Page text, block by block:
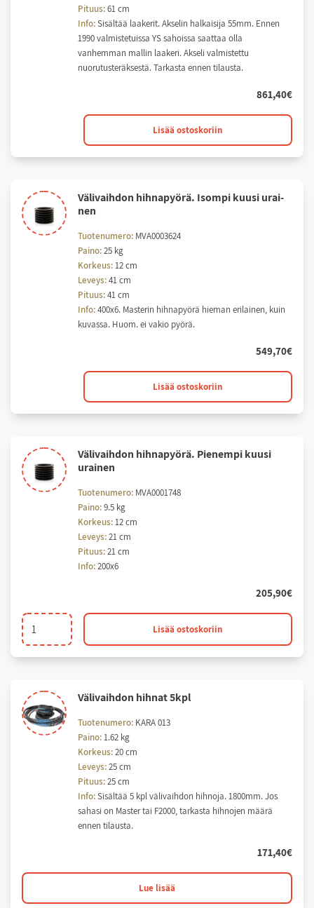
Pituus:61 cm
Info:Sisältää laakerit. Akselin halkaisija 55mm. Ennen
1990 valmistetuissa YS sahoissa saattaa olla
vanhemman mallin laakeri. Akseli valmistettu
nuorutusteräksestä. Tarkasta ennen tilausta.
861,40€
täydellisenä
Lisää ostoskoriin
Vä­li­vaih­don hih­na­pyö­rä. Isom­pi kuu­si urai­
nen
Tuotenumero: MVA0003624
Paino:25 kg
Korkeus:12 cm
Leveys:41 cm
Pituus:41 cm
Info:400x6. Masterin hihnapyörä hieman erilainen, kuin
kuvassa. Huom. ei vakio pyörä.
549,70€
Isompi
urainen
määrä
Lisää ostoskoriin
Vä­li­vaih­don hih­na­pyö­rä. Pie­nem­pi kuu­si
urai­nen
Tuotenumero: MVA0001748
Paino:9.5 kg
Korkeus:12 cm
Leveys:21 cm
Pituus:21 cm
Info:200x6
205,90€
Välivaihdon
hihnapyörä.
määrä
Lisää ostoskoriin
Vä­li­vaih­don hih­nat 5kpl
Tuotenumero: KARA 013
Paino:1.62 kg
Korkeus:20 cm
Leveys:25 cm
Pituus:25 cm
Info:Sisältää 5 kpl välivaihdon hihnoja. 1800mm. Jos
sahasi on Master tai F2000, tarkasta hihnojen määrä
ennen tilausta.
171,40€
Lue lisää